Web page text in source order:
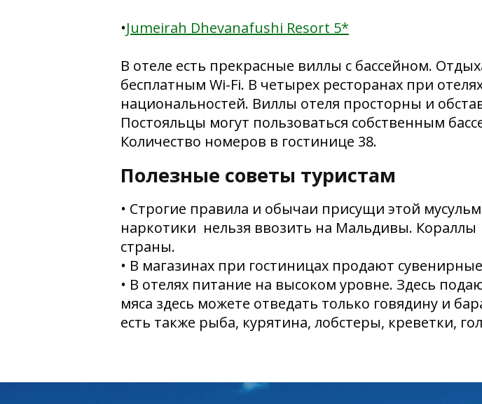
•Jumeirah Dhevanafushi Resort 5*
В отеле есть прекрасные виллы с бассейном.
бесплатным Wi-Fi. В четырех ресторанах при
национальностей. Виллы отеля просторны и
Постояльцы могут пользоваться собственным
Количество номеров в гостинице 38.
Полезные советы туристам
• Строгие правила и обычаи присущи этой
наркотики нельзя ввозить на Мальдивы.
страны.
• В магазинах при гостиницах продают
• В отелях питание на высоком уровне. Здесь
мяса здесь можете отведать только говядину и
есть также рыба, курятина, лобстеры, креветки,